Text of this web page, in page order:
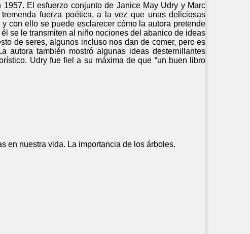
El esfuerzo conjunto de Janice May Udry y Marc
fuerza poética, a la vez que unas deliciosas
con ello se puede esclarecer cómo la autora pretende
se le transmiten al niño nociones del abanico de ideas
de seres, algunos incluso nos dan de comer, pero es
autora también mostró algunas ideas desternillantes
Udry fue fiel a su máxima de que “un buen libro
en nuestra vida. La importancia de los árboles.